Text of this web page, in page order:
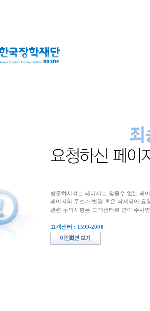
방문하시려는 페이지는 찾을수 없는 페
페이지의 주소가 변경 혹은 삭제되어 요
관련 문의사항은 고객센터로 연락 주시
고객센터 : 1599-2000